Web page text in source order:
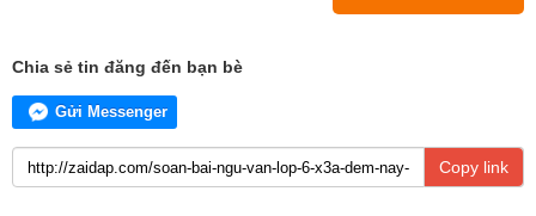
Chia sẻ tin đăng đến bạn bè
Gửi Messenger
Copy link